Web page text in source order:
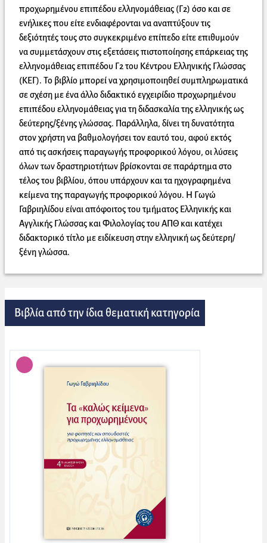
προχωρημένου επιπέδου ελληνομάθειας (Γ2) όσο και σε
ενήλικες που είτε ενδιαφέρονται να αναπτύξουν τις
δεξιότητές τους στο συγκεκριμένο επίπεδο είτε επιθυμούν
να συμμετάσχουν στις εξετάσεις πιστοποίησης επάρκειας της
ελληνομάθειας επιπέδου Γ2 του Κέντρου Ελληνικής Γλώσσας
(ΚΕΓ). Το βιβλίο μπορεί να χρησιμοποιηθεί συμπληρωματικά
σε σχέση με ένα άλλο διδακτικό εγχειρίδιο προχωρημένου
επιπέδου ελληνομάθειας για τη διδασκαλία της ελληνικής ως
δεύτερης/ξένης γλώσσας. Παράλληλα, δίνει τη δυνατότητα
στον χρήστη να βαθμολογήσει τον εαυτό του, αφού εκτός
από τις ασκήσεις παραγωγής προφορικού λόγου, οι λύσεις
όλων των δραστηριοτήτων βρίσκονται σε παράρτημα στο
τέλος του βιβλίου, όπου υπάρχουν και τα ηχογραφημένα
κείμενα της παραγωγής προφορικού λόγου. Η Γωγώ
Γαβριηλίδου είναι απόφοιτος του τμήματος Ελληνικής και
Αγγλικής Γλώσσας και Φιλολογίας του ΑΠΘ και κατέχει
διδακτορικό τίτλο με ειδίκευση στην ελληνική ως δεύτερη/
ξένη γλώσσα.
Βιβλία από την ίδια θεματική κατηγορία